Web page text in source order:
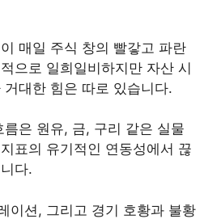
매일 주식 창의 빨갛고 파란
으로 일희일비하지만 자산 시
대한 힘은 따로 있습니다.
은 원유, 금, 구리 같은 실물
표의 유기적인 연동성에서 끊
다.
이션, 그리고 경기 호황과 불황